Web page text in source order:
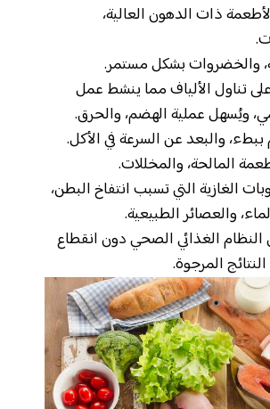
ذات الدهون العالية،
والخضروات بشكل مستمر.
تناول الألياف مما ينشط عمل
ويُسهل عملية الهضم، والحرق.
ببطء، والبعد عن السرعة في الأكل.
المالحة، والمخللات.
الغازية التي تسبب انتفاخ البطن،
والعصائر الطبيعية.
النظام الغذائي الصحي دون انقطاع
المرجوة.